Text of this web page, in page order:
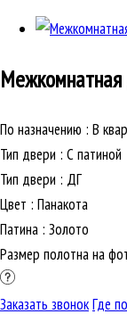
Межкомнатная
По назначению : В
Тип двери : С патиной
Тип двери : ДГ
Цвет : Панакота
Патина : Золото
Размер полотна на
Заказать звонокГде